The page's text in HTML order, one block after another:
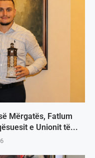
Mërgatës, Fatlum
e Unionit të...